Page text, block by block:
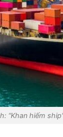
“Khan hiếm